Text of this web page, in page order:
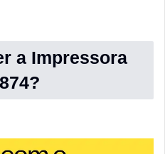
a Impressora